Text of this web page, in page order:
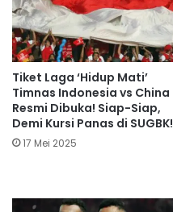
Tiket Laga ‘Hidup Mati’
Timnas Indonesia vs China
Resmi Dibuka! Siap-Siap,
Demi Kursi Panas di SUGBK!
17 Mei 2025